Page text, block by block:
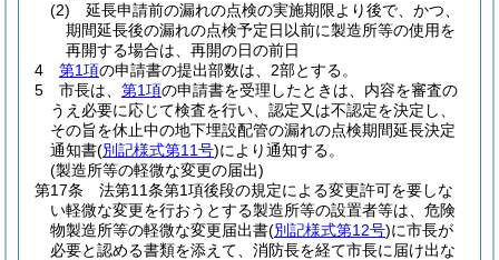
(2)
延長申請前の漏れの点検の実施期限より後で、かつ、
期間延長後の漏れの点検予定日以前に製造所等の使用を
再開する場合は、再開の日の前日
4
第1項の申請書の提出部数は、2部とする。
5
市長は、 第1項の申請書を受理したときは、内容を審査の
うえ必要に応じて検査を行い、認定又は不認定を決定し、
その旨を休止中の地下埋設配管の漏れの点検期間延長決定
通知書(別記様式第11号)により通知する。
(製造所等の軽微な変更の届出)
第17条
法第11条第1項後段の規定による変更許可を要しな
い軽微な変更を行おうとする製造所等の設置者等は、危険
物製造所等の軽微な変更届出書(別記様式第12号)に市長が
必要と認める書類を添えて、消防長を経て市長に届け出な